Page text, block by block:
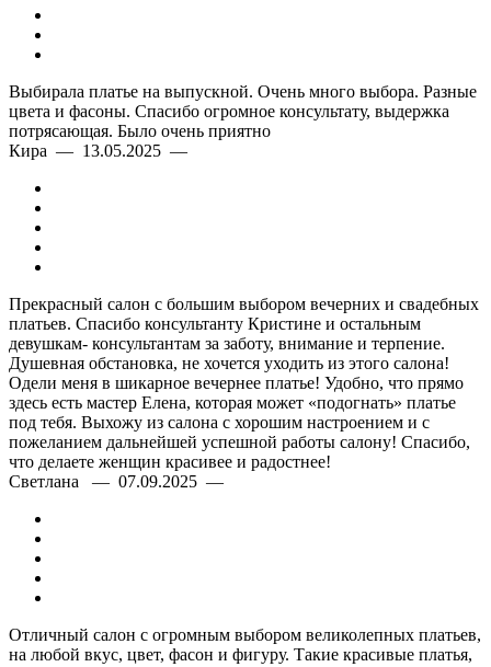
Выбирала платье на выпускной. Очень много выбора. Разные
цвета и фасоны. Спасибо огромное консультату, выдержка
потрясающая. Было очень приятно
Кира — 13.05.2025 —
Прекрасный салон с большим выбором вечерних и свадебных
платьев. Спасибо консультанту Кристине и остальным
девушкам- консультантам за заботу, внимание и терпение.
Душевная обстановка, не хочется уходить из этого салона!
Одели меня в шикарное вечернее платье! Удобно, что прямо
здесь есть мастер Елена, которая может «подогнать» платье
под тебя. Выхожу из салона с хорошим настроением и с
пожеланием дальнейшей успешной работы салону! Спасибо,
что делаете женщин красивее и радостнее!
Светлана — 07.09.2025 —
Отличный салон с огромным выбором великолепных платьев,
на любой вкус, цвет, фасон и фигуру. Такие красивые платья,